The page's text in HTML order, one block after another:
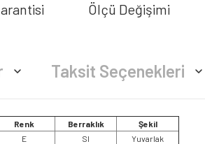
Ölçü Değişimi
Taksit Seçenekleri
Renk Berraklık
Şekil
E SI Yuvarlak